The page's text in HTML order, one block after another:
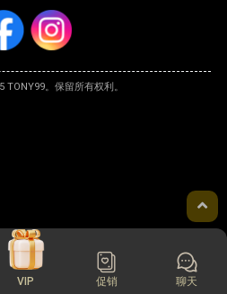
。保留所有权利。
VIP 促销 聊天